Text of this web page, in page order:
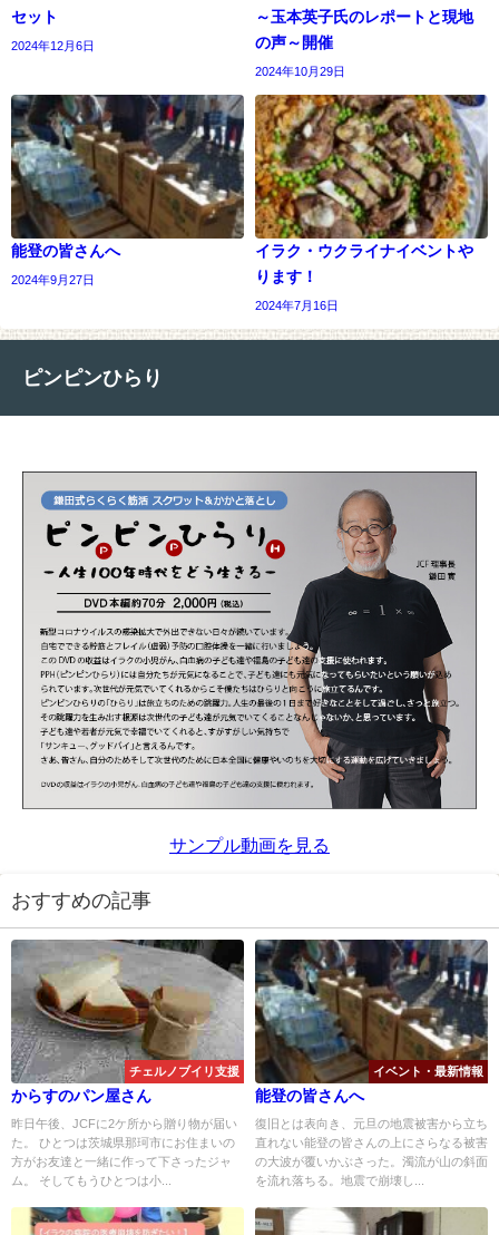
セット
2024年12月6日
～玉本英子氏のレポートと現地
の声～開催
2024年10月29日
能登の皆さんへ
2024年9月27日
イラク・ウクライナイベントや
ります！
2024年7月16日
ピンピンひらり
サンプル動画を見る
おすすめの記事
チェルノブイリ支援
からすのパン屋さん
昨日午後、JCFに2ケ所から贈り物が届い
た。 ひとつは茨城県那珂市にお住まいの
方がお友達と一緒に作って下さったジャ
ム。 そしてもうひとつは小...
イベント・最新情報
能登の皆さんへ
復旧とは表向き、元旦の地震被害から立ち
直れない能登の皆さんの上にさらなる被害
の大波が覆いかぶさった。濁流が山の斜面
を流れ落ちる。地震で崩壊し...